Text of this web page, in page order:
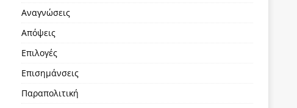
Αναγνώσεις
Απόψεις
Επιλογές
Επισημάνσεις
Παραπολιτική